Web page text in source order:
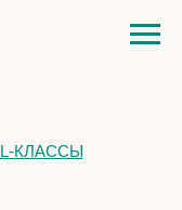
КЛАССЫ